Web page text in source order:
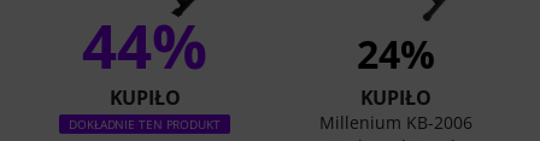
44%
KUPIŁO
DOKŁADNIE TEN PRODUKT
24%
KUPIŁO
Millenium KB-2006